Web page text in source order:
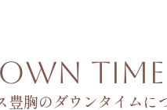
DOWN TIME
豊胸のダウンタイムに